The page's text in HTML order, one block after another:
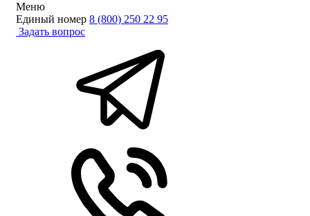
Меню
Единый номер 8 (800) 250 22 95
Задать вопрос